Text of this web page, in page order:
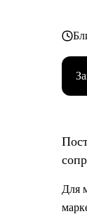
Для